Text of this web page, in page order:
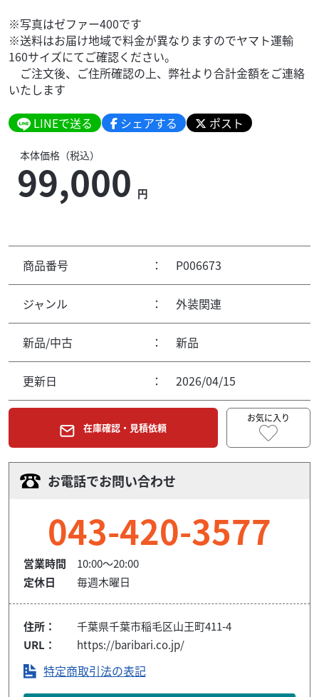
※写真はゼファー400です
※送料はお届け地域で料金が異なりますのでヤマト運輸
160サイズにてご確認ください。
ご注文後、ご住所確認の上、弊社より合計金額をご連絡
いたします
LINEで送る シェアする ポスト
本体価格（税込）
99,000 円
商品番号 ： P006673
ジャンル ： 外装関連
新品/中古 ： 新品
更新日 ： 2026/04/15
在庫確認・見積依頼
お気に入り
お電話でお問い合わせ
043-420-3577
営業時間
10:00～20:00
定休日
毎週木曜日
住所：
千葉県千葉市稲毛区山王町411-4
URL：
https://baribari.co.jp/
特定商取引法の表記